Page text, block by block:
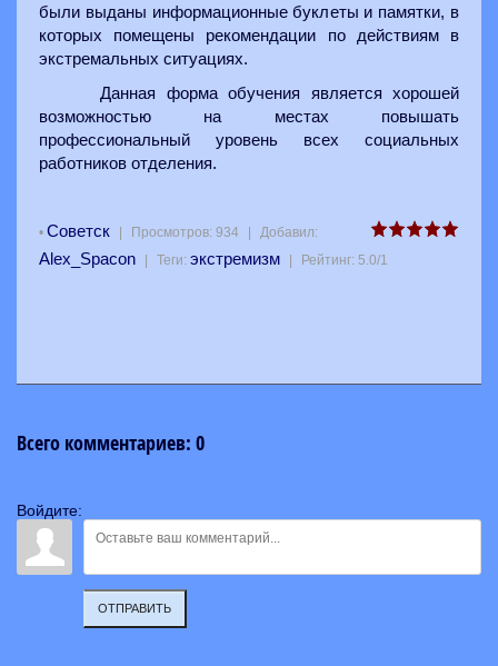
были выданы информационные буклеты и памятки, в
которых помещены рекомендации по действиям в
экстремальных ситуациях.
Данная форма обучения является хорошей
возможностью на местах повышать
профессиональный уровень всех социальных
работников отделения.
• Советск Просмотров: 934 Добавил:
Alex_Spacon Теги: экстремизм Рейтинг: 5.0/1
Всего комментариев: 0
Войдите:
ОТПРАВИТЬ